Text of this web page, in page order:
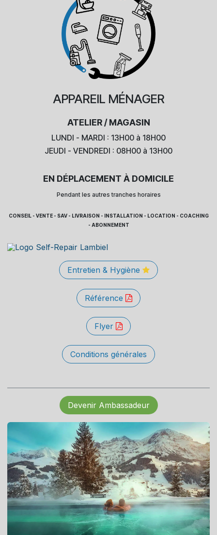
APPAREIL MÉNAGER
ATELIER / MAGASIN
LUNDI - MARDI : 13H00 à 18H00
JEUDI - VENDREDI : 08H00 à 13H00
EN DÉPLACEMENT À DOMICILE
Pendant les autres tranches horaires
CONSEIL - VENTE - SAV - LIVRAISON - INSTALLATION - LOCATION - COACHING
- ABONNEMENT
Entretien & Hygiène
Référence
Flyer
Conditions générales
Devenir Ambassadeur